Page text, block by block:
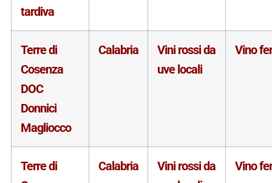
tardiva
Terre di
Cosenza
DOC
Donnici
Magliocco
Calabria
Vini rossi da
uve locali
Vino
Terre di
Calabria
Vini rossi da
Vino